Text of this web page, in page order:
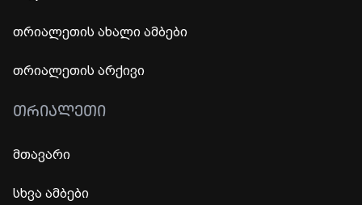
თრიალეთის ახალი ამბები
თრიალეთის არქივი
ᲗᲠᲘᲐᲚᲔᲗᲘ
მთავარი
სხვა ამბები